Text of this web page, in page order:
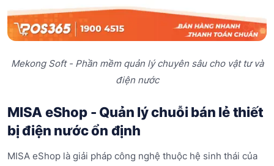
Mekong Soft - Phần mềm quản lý chuyên sâu cho vật tư và
điện nước
MISA eShop - Quản lý chuỗi bán lẻ thiết
bị điện nước ổn định
MISA eShop là giải pháp công nghệ thuộc hệ sinh thái của